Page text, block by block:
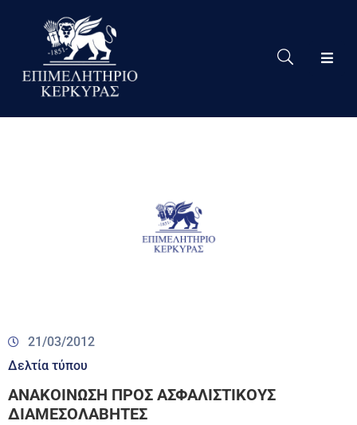
Το
Eπιμελητήριο
21/03/2012
Δελτία τύπου
ΑΝΑΚΟΙΝΩΣΗ ΠΡΟΣ ΑΣΦΑΛΙΣΤΙΚΟΥΣ
ΔΙΑΜΕΣΟΛΑΒΗΤΕΣ